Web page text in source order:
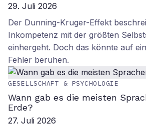
29. Juli 2026
Der Dunning-Kruger-Effekt
Inkompetenz mit der größten
einhergeht. Doch das könnte auf
Fehler beruhen.
GESELLSCHAFT & PSYCHOLOGIE
Wann gab es die meisten
Erde?
27. Juli 2026